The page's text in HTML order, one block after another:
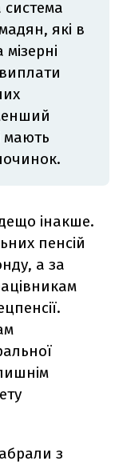
система
які в
мають
інакше.
пенсій
а за
з